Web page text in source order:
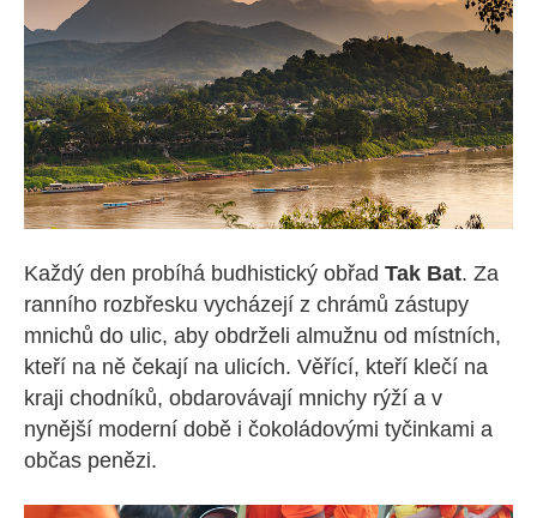
Každý den probíhá budhistický obřad Tak Bat. Za
ranního rozbřesku vycházejí z chrámů zástupy
mnichů do ulic, aby obdrželi almužnu od místních,
kteří na ně čekají na ulicích. Věřící, kteří klečí na
kraji chodníků, obdarovávají mnichy rýží a v
nynější moderní době i čokoládovými tyčinkami a
občas penězi.